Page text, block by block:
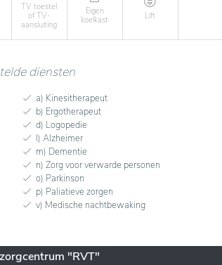
TV toestel
of TV-
aansluiting
Eigen
koelkast
Lift
diensten
a) Kinesitherapeut
b) Ergotherapeut
d) Logopedie
l) Alzheimer
m) Dementie
n) Zorg voor verwarde personen
o) Parkinson
p) Paliatieve zorgen
v) Medische nachtbewaking
"RVT"